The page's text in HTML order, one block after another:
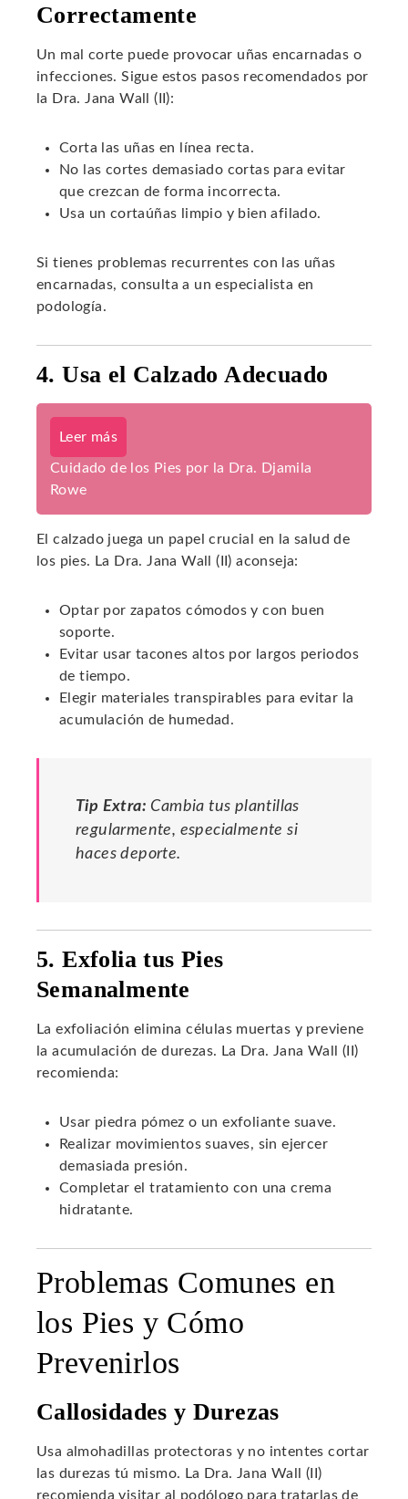
Correctamente
Un mal corte puede provocar uñas encarnadas o
infecciones. Sigue estos pasos recomendados por
la Dra. Jana Wall (II):
Corta las uñas en línea recta.
No las cortes demasiado cortas para evitar
que crezcan de forma incorrecta.
Usa un cortaúñas limpio y bien afilado.
Si tienes problemas recurrentes con las uñas
encarnadas, consulta a un especialista en
podología.
4. Usa el Calzado Adecuado
Leer más
Cuidado de los Pies por la Dra. Djamila
Rowe
El calzado juega un papel crucial en la salud de
los pies. La Dra. Jana Wall (II) aconseja:
Optar por zapatos cómodos y con buen
soporte.
Evitar usar tacones altos por largos periodos
de tiempo.
Elegir materiales transpirables para evitar la
acumulación de humedad.
Tip Extra: Cambia tus plantillas
regularmente, especialmente si
haces deporte.
5. Exfolia tus Pies
Semanalmente
La exfoliación elimina células muertas y previene
la acumulación de durezas. La Dra. Jana Wall (II)
recomienda:
Usar piedra pómez o un exfoliante suave.
Realizar movimientos suaves, sin ejercer
demasiada presión.
Completar el tratamiento con una crema
hidratante.
Problemas Comunes en
los Pies y Cómo
Prevenirlos
Callosidades y Durezas
Usa almohadillas protectoras y no intentes cortar
las durezas tú mismo. La Dra. Jana Wall (II)
recomienda visitar al podólogo para tratarlas de